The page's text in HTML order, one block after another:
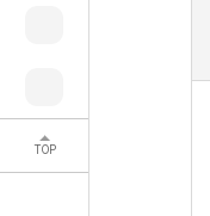
TOP